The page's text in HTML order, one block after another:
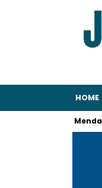
HOME
Secara Mendalam